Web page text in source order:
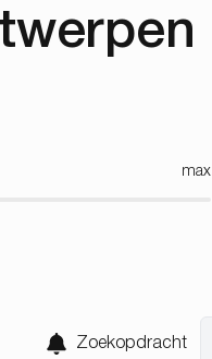
max
Zoekopdracht